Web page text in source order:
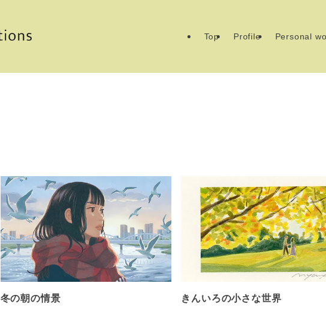
Top Profile Personal
冬の朝の情景 きんいろの小さな世界